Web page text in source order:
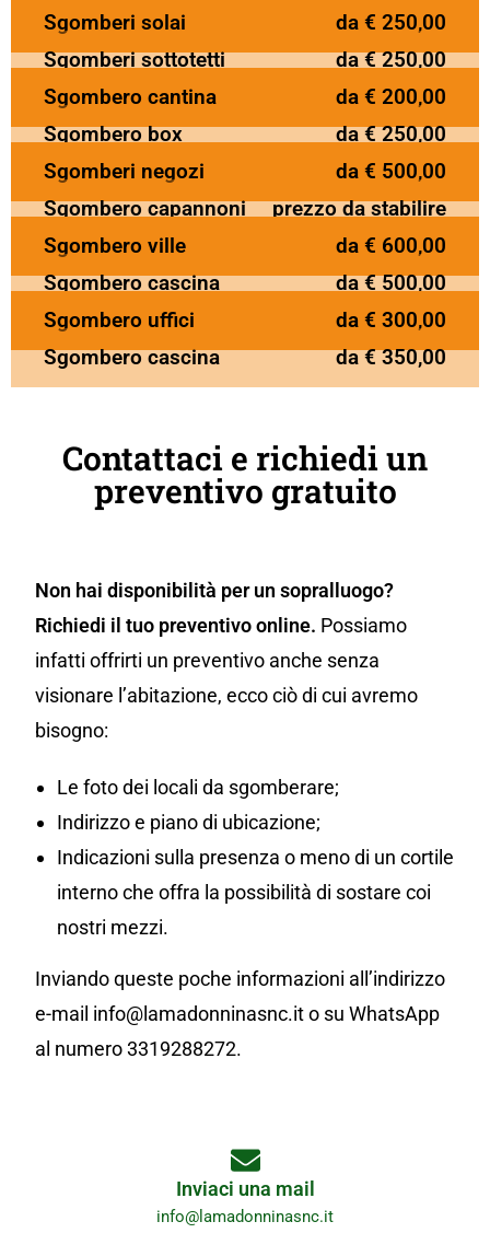
Sgomberi solai
da € 250,00
Sgomberi sottotetti
da € 250,00
Sgombero cantina
da € 200,00
Sgombero box
da € 250,00
Sgomberi negozi
da € 500,00
Sgombero capannoni
prezzo da stabilire
Sgombero ville
da € 600,00
Sgombero cascina
da € 500,00
Sgombero uffici
da € 300,00
Sgombero cascina
da € 350,00
Contattaci e richiedi un
preventivo gratuito
Non hai disponibilità per un sopralluogo?
Richiedi il tuo preventivo online. Possiamo
infatti offrirti un preventivo anche senza
visionare l’abitazione, ecco ciò di cui avremo
bisogno:
Le foto dei locali da sgomberare;
Indirizzo e piano di ubicazione;
Indicazioni sulla presenza o meno di un cortile
interno che offra la possibilità di sostare coi
nostri mezzi.
Inviando queste poche informazioni all’indirizzo
e-mail info@lamadonninasnc.it o su WhatsApp
al numero 3319288272.
Inviaci una mail
info@lamadonninasnc.it